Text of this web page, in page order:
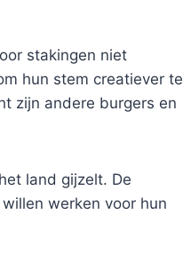
stakingen niet
hun stem creatiever te
zijn andere burgers en
land gijzelt. De
werken voor hun